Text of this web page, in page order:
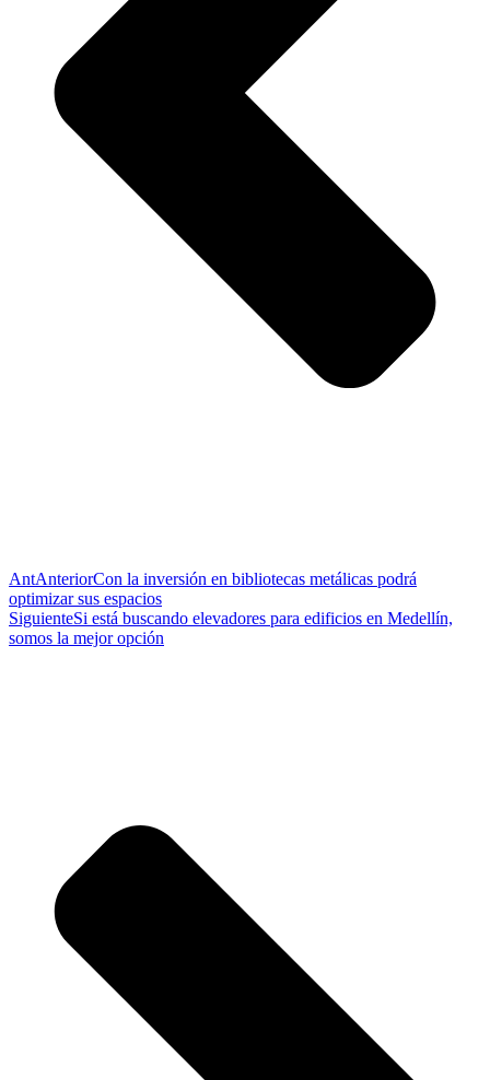
AntAnteriorCon la inversión en bibliotecas metálicas podrá
optimizar sus espacios
SiguienteSi está buscando elevadores para edificios en Medellín,
somos la mejor opción